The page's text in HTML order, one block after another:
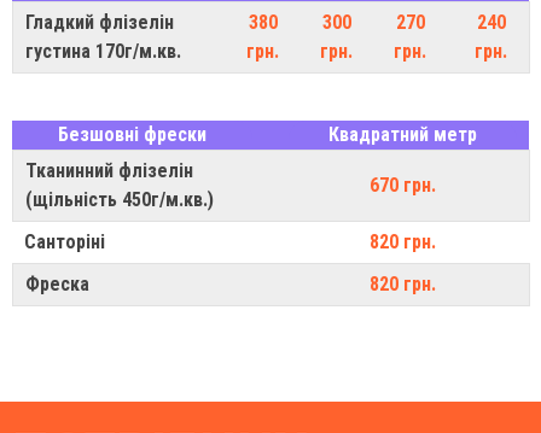
Гладкий флізелін
густина 170г/м.кв.
380
грн.
300
грн.
270
грн.
240
грн.
Безшовні фрески
Квадратний метр
Тканинний флізелін
(щільність 450г/м.кв.)
670 грн.
Санторіні
820 грн.
Фреска
820 грн.